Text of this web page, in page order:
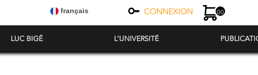
français CONNEXION 00
LUC BIGÉ L’UNIVERSITÉ